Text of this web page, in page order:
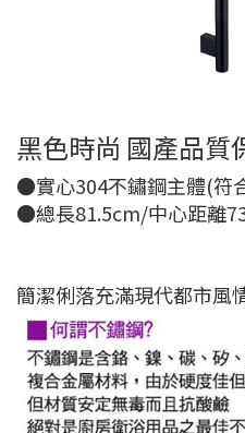
黑色時尚 國產品質
●實心304不鏽鋼主體(符
●總長81.5cm/中心距離
簡潔俐落充滿現代都市風